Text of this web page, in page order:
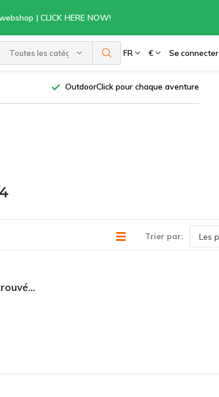
Toutes les catégories FR € Se connecter
| CLICK HERE NOW!
OutdoorClick pour chaque aventure
Trier par: